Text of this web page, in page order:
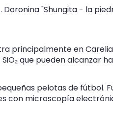
Doronina "Shungita - la
principalmente en
que pueden alcanzar
pelotas de fútbol.
con microscopía